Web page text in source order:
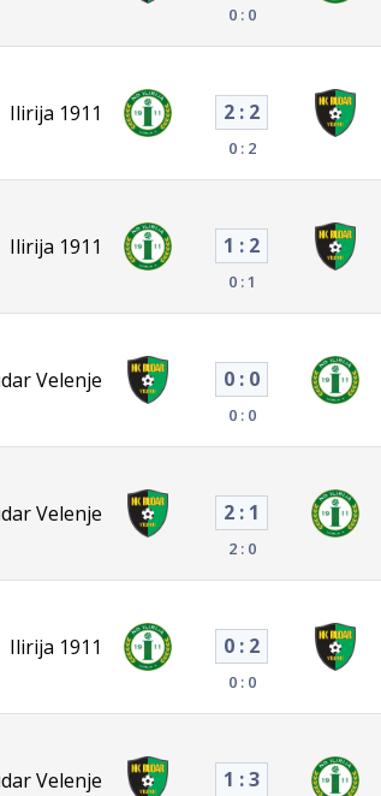
0 : 0
Ilirija 1911 2 : 2
0 : 2
Ilirija 1911 1 : 2
0 : 1
Velenje 0 : 0
0 : 0
Velenje 2 : 1
2 : 0
Ilirija 1911 0 : 2
0 : 0
Velenje 1 : 3